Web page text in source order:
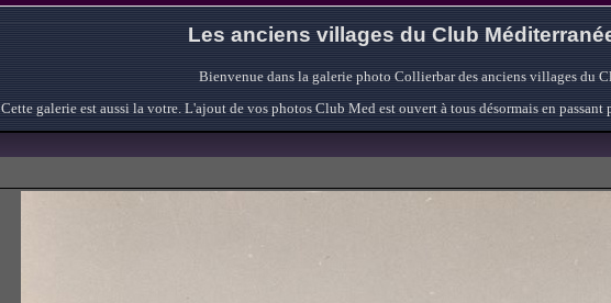
Les anciens villages du Club
Bienvenue dans la galerie photo Collierbar des anciens villages du
Cette galerie est aussi la votre. L'ajout de vos photos Club Med est ouvert à tous désormais en